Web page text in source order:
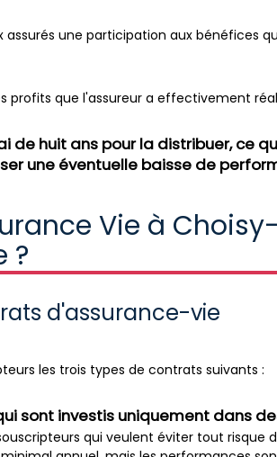
une participation aux bénéfices
profits que l'assureur a effectivement
de huit ans pour la distribuer, ce
une éventuelle baisse de
Vie à
?
d'assurance-vie
les trois types de contrats suivants :
sont investis uniquement dans
qui veulent éviter tout risque